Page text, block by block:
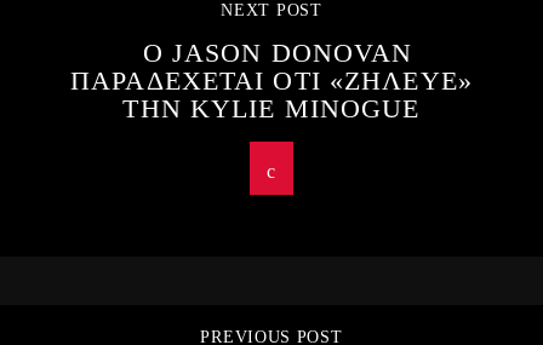
NEXT POST
Ο JASON DONOVAN
ΠΑΡΑΔΕΧΕΤΑΙ ΟΤΙ «ΖΗΛΕΥΕ»
ΤΗΝ KYLIE MINOGUE
PREVIOUS POST